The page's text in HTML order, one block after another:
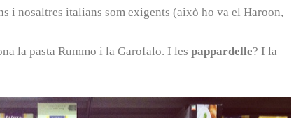
i nosaltres italians som exigents (això ho va el Haroon,
la pasta Rummo i la Garofalo. I les pappardelle? I la